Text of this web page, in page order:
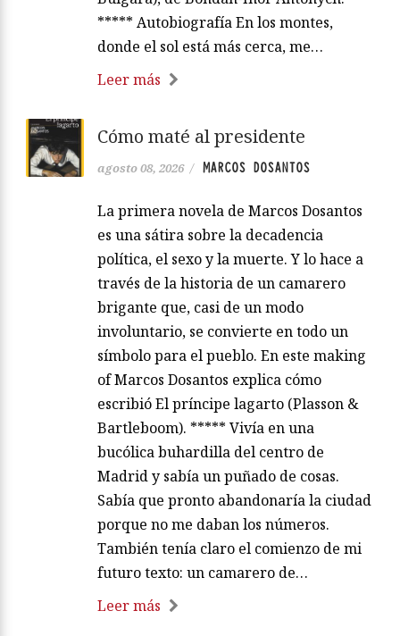
***** Autobiografía En los montes,
donde el sol está más cerca, me…
Leer más
Cómo maté al presidente
agosto 08, 2026 / MARCOS DOSANTOS
La primera novela de Marcos Dosantos
es una sátira sobre la decadencia
política, el sexo y la muerte. Y lo hace a
través de la historia de un camarero
brigante que, casi de un modo
involuntario, se convierte en todo un
símbolo para el pueblo. En este making
of Marcos Dosantos explica cómo
escribió El príncipe lagarto (Plasson &
Bartleboom). ***** Vivía en una
bucólica buhardilla del centro de
Madrid y sabía un puñado de cosas.
Sabía que pronto abandonaría la ciudad
porque no me daban los números.
También tenía claro el comienzo de mi
futuro texto: un camarero de…
Leer más